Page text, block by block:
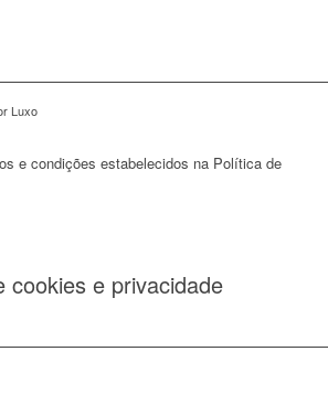
Luxo
e condições estabelecidos na Política de
cookies e privacidade